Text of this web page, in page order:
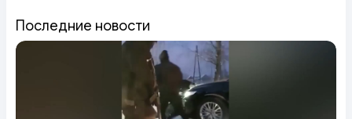
Последние новости